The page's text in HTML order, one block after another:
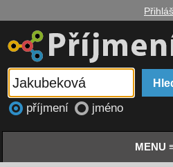
příjmení jméno
MENU